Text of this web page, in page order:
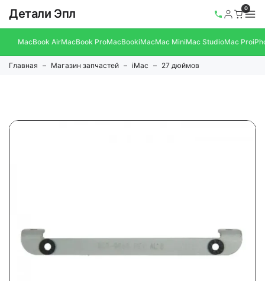
Детали Эпл 0
MacBook AirMacBook ProMacBookiMacMac MiniMac StudioMac Pro
Главная Магазин запчастей iMac 27 дюймов